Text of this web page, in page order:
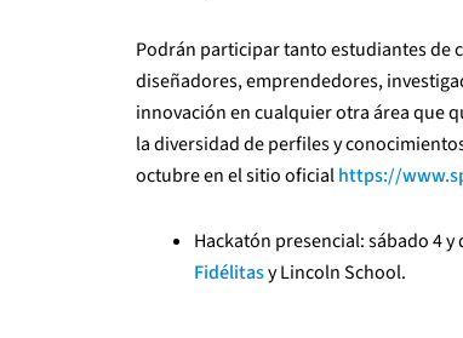
Podrán participar tanto estudiantes
diseñadores, emprendedores,
innovación en cualquier otra área que
la diversidad de perfiles y
octubre en el sitio oficialhttps://
Hackatón presencial: sábado 4 y
Fidélitasy Lincoln School.